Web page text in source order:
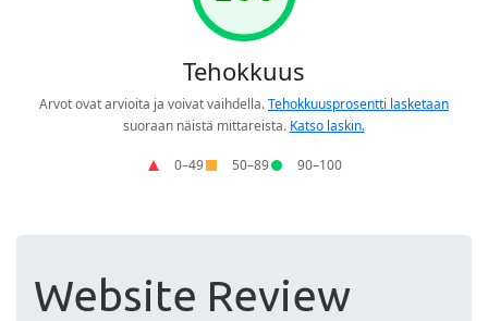
Website Review